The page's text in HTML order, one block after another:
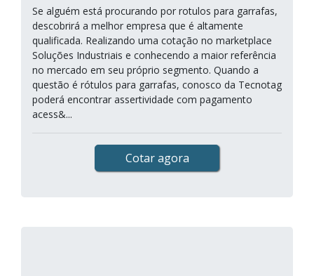
Se alguém está procurando por rotulos para garrafas,
descobrirá a melhor empresa que é altamente
qualificada. Realizando uma cotação no marketplace
Soluções Industriais e conhecendo a maior referência
no mercado em seu próprio segmento. Quando a
questão é rótulos para garrafas, conosco da Tecnotag
poderá encontrar assertividade com pagamento
acess&...
Cotar agora